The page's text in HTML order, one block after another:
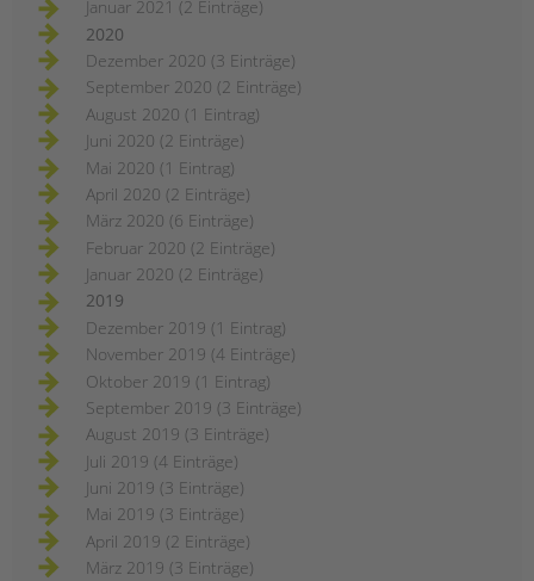
Januar 2021 (2 Einträge)
2020
Dezember 2020 (3 Einträge)
September 2020 (2 Einträge)
August 2020 (1 Eintrag)
Juni 2020 (2 Einträge)
Mai 2020 (1 Eintrag)
April 2020 (2 Einträge)
März 2020 (6 Einträge)
Februar 2020 (2 Einträge)
Januar 2020 (2 Einträge)
2019
Dezember 2019 (1 Eintrag)
November 2019 (4 Einträge)
Oktober 2019 (1 Eintrag)
September 2019 (3 Einträge)
August 2019 (3 Einträge)
Juli 2019 (4 Einträge)
Juni 2019 (3 Einträge)
Mai 2019 (3 Einträge)
April 2019 (2 Einträge)
März 2019 (3 Einträge)